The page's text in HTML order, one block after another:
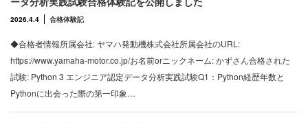
2026.4.4 合格体験記
◆合格者情報所属会社: ヤマハ発動機株式会社所属会社のURL:
https://www.yamaha-motor.co.jp/お名前orニックネーム: かずさん合格された
試験: Python 3 エンジニア認定データ分析実践試験Q1：Python経歴年数と
Pythonに出会った際の第一印象…